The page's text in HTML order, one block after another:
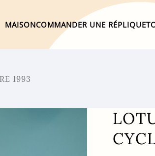
MAISONCOMMANDER UNE RÉPLIQUE
1993